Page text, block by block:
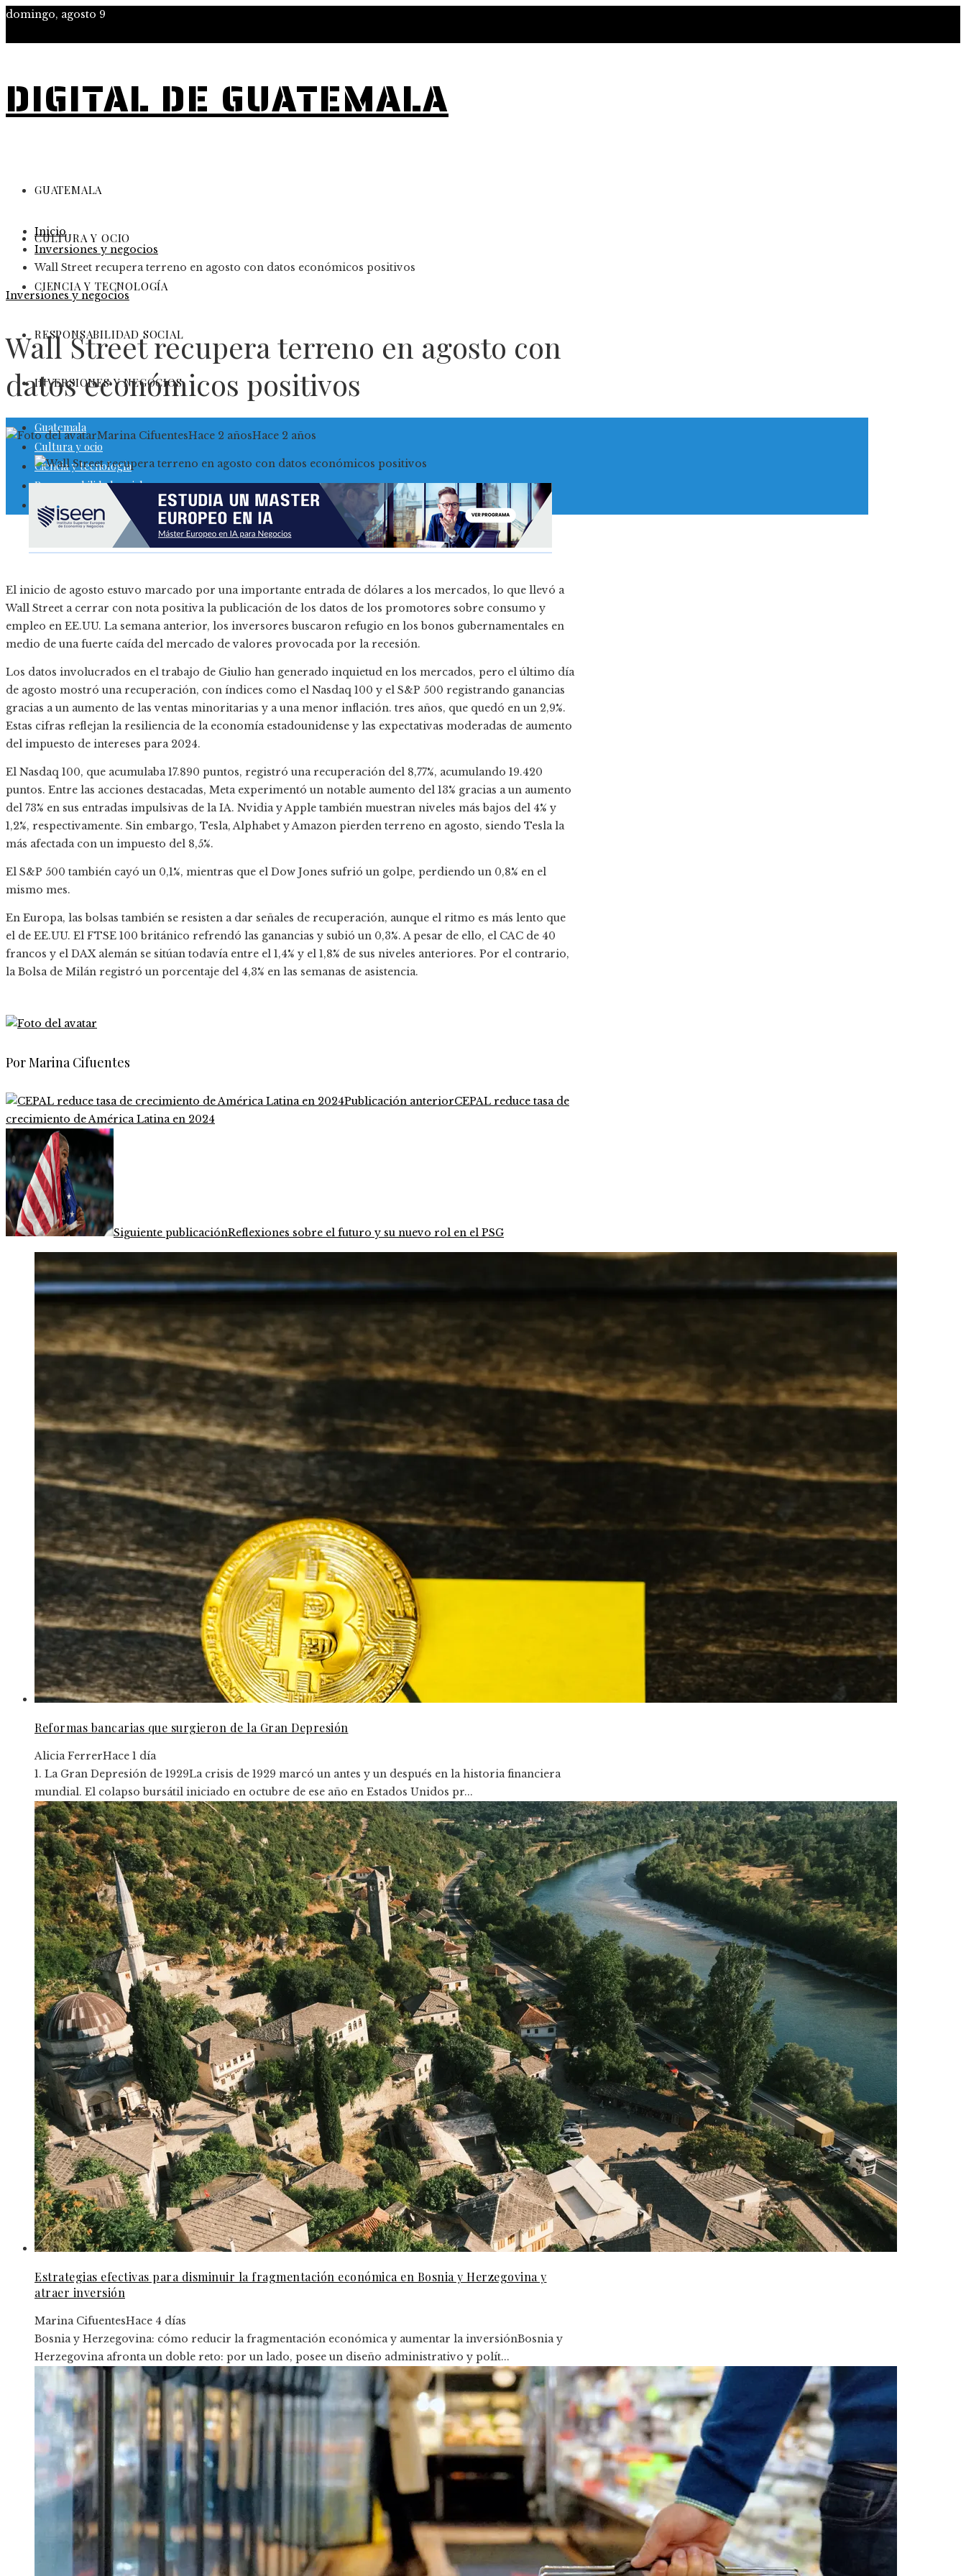
domingo, agosto 9
DIGITAL DE GUATEMALA
GUATEMALA
CULTURA Y OCIO
CIENCIA Y TECNOLOGÍA
RESPONSABILIDAD SOCIAL
INVERSIONES Y NEGOCIOS
Guatemala
Cultura y ocio
Ciencia y tecnología
Responsabilidad social
Inversiones y negocios
Inicio
Inversiones y negocios
Wall Street recupera terreno en agosto con datos económicos positivos
Inversiones y negocios
Wall Street recupera terreno en agosto con
datos económicos positivos
Marina CifuentesHace 2 añosHace 2 años
El inicio de agosto estuvo marcado por una importante entrada de dólares a los mercados, lo que llevó a
Wall Street a cerrar con nota positiva la publicación de los datos de los promotores sobre consumo y
empleo en EE.UU. La semana anterior, los inversores buscaron refugio en los bonos gubernamentales en
medio de una fuerte caída del mercado de valores provocada por la recesión.
Los datos involucrados en el trabajo de Giulio han generado inquietud en los mercados, pero el último día
de agosto mostró una recuperación, con índices como el Nasdaq 100 y el S&P 500 registrando ganancias
gracias a un aumento de las ventas minoritarias y a una menor inflación. tres años, que quedó en un 2,9%.
Estas cifras reflejan la resiliencia de la economía estadounidense y las expectativas moderadas de aumento
del impuesto de intereses para 2024.
El Nasdaq 100, que acumulaba 17.890 puntos, registró una recuperación del 8,77%, acumulando 19.420
puntos. Entre las acciones destacadas, Meta experimentó un notable aumento del 13% gracias a un aumento
del 73% en sus entradas impulsivas de la IA. Nvidia y Apple también muestran niveles más bajos del 4% y
1,2%, respectivamente. Sin embargo, Tesla, Alphabet y Amazon pierden terreno en agosto, siendo Tesla la
más afectada con un impuesto del 8,5%.
El S&P 500 también cayó un 0,1%, mientras que el Dow Jones sufrió un golpe, perdiendo un 0,8% en el
mismo mes.
En Europa, las bolsas también se resisten a dar señales de recuperación, aunque el ritmo es más lento que
el de EE.UU. El FTSE 100 británico refrendó las ganancias y subió un 0,3%. A pesar de ello, el CAC de 40
francos y el DAX alemán se sitúan todavía entre el 1,4% y el 1,8% de sus niveles anteriores. Por el contrario,
la Bolsa de Milán registró un porcentaje del 4,3% en las semanas de asistencia.
Por Marina Cifuentes
Publicación anteriorCEPAL reduce tasa de
crecimiento de América Latina en 2024
Siguiente publicaciónReflexiones sobre el futuro y su nuevo rol en el PSG
Reformas bancarias que surgieron de la Gran Depresión
Alicia FerrerHace 1 día
1. La Gran Depresión de 1929La crisis de 1929 marcó un antes y un después en la historia financiera
mundial. El colapso bursátil iniciado en octubre de ese año en Estados Unidos pr...
Estrategias efectivas para disminuir la fragmentación económica en Bosnia y Herzegovina y
atraer inversión
Marina CifuentesHace 4 días
Bosnia y Herzegovina: cómo reducir la fragmentación económica y aumentar la inversiónBosnia y
Herzegovina afronta un doble reto: por un lado, posee un diseño administrativo y polít...